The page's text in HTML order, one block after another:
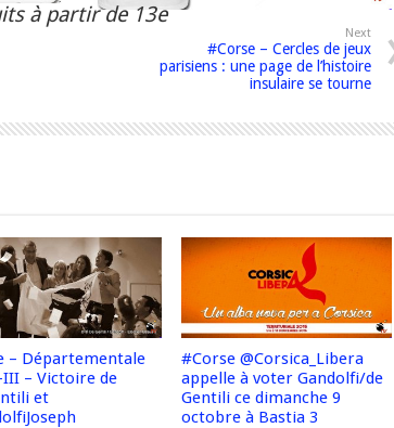
à partir de 13e
Next
#Corse – Cercles de jeux
parisiens : une page de l’histoire
insulaire se tourne
– Départementale
– Victoire de
et
#Corse @Corsica_Libera
appelle à voter Gandolfi/de
Gentili ce dimanche 9
octobre à Bastia 3